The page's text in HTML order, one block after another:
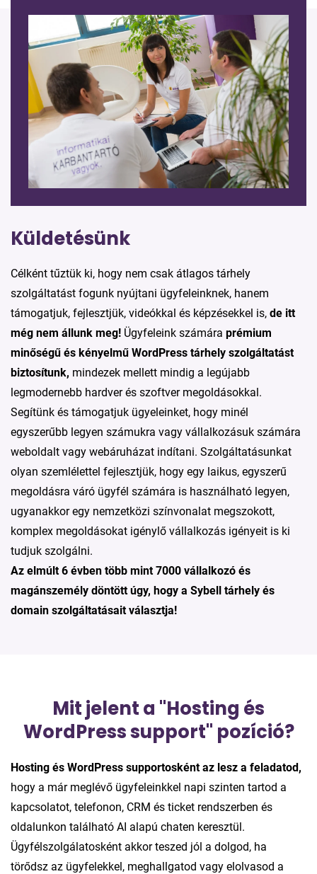
Küldetésünk
Célként tűztük ki, hogy nem csak átlagos tárhely
szolgáltatást fogunk nyújtani ügyfeleinknek, hanem
támogatjuk, fejlesztjük, videókkal és képzésekkel is, de itt
még nem állunk meg! Ügyfeleink számára prémium
minőségű és kényelmű WordPress tárhely szolgáltatást
biztosítunk, mindezek mellett mindig a legújabb
legmodernebb hardver és szoftver megoldásokkal.
Segítünk és támogatjuk ügyeleinket, hogy minél
egyszerűbb legyen számukra vagy vállalkozásuk számára
weboldalt vagy webáruházat indítani. Szolgáltatásunkat
olyan szemlélettel fejlesztjük, hogy egy laikus, egyszerű
megoldásra váró ügyfél számára is használható legyen,
ugyanakkor egy nemzetközi színvonalat megszokott,
komplex megoldásokat igénylő vállalkozás igényeit is ki
tudjuk szolgálni.
Az elmúlt 6 évben több mint 7000 vállalkozó és
magánszemély döntött úgy, hogy a Sybell tárhely és
domain szolgáltatásait választja!
Mit jelent a "Hosting és
WordPress support" pozíció?
Hosting és WordPress supportosként az lesz a feladatod,
hogy a már meglévő ügyfeleinkkel napi szinten tartod a
kapcsolatot, telefonon, CRM és ticket rendszerben és
oldalunkon található AI alapú chaten keresztül.
Ügyfélszolgálatosként akkor teszed jól a dolgod, ha
törődsz az ügyfelekkel, meghallgatod vagy elolvasod a